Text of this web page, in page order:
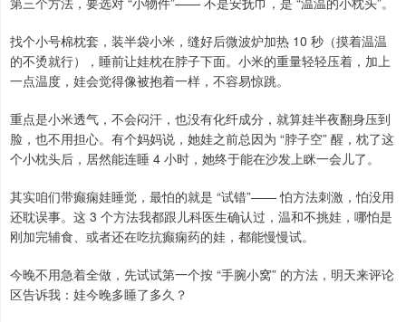
找个小号棉枕套，装半袋小米，缝好后微波炉加热 10 秒（摸着温温
的不烫就行），睡前让娃枕在脖子下面。小米的重量轻轻压着，加上
一点温度，娃会觉得像被抱着一样，不容易惊跳。
重点是小米透气，不会闷汗，也没有化纤成分，就算娃半夜翻身压到
脸，也不用担心。有个妈妈说，她娃之前总因为 “脖子空” 醒，枕了这
个小枕头后，居然能连睡 4 小时，她终于能在沙发上眯一会儿了。
其实咱们带癫痫娃睡觉，最怕的就是 “试错”—— 怕方法刺激，怕没用
还耽误事。这 3 个方法我都跟儿科医生确认过，温和不挑娃，哪怕是
刚加完辅食、或者还在吃抗癫痫药的娃，都能慢慢试。
今晚不用急着全做，先试试第一个按 “手腕小窝” 的方法，明天来评论
区告诉我：娃今晚多睡了多久？